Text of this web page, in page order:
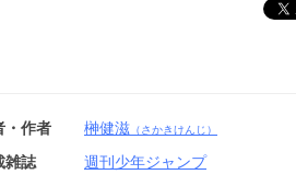
・作者 榊健滋 （さかきけんじ）
雑誌
週刊少年ジャンプ